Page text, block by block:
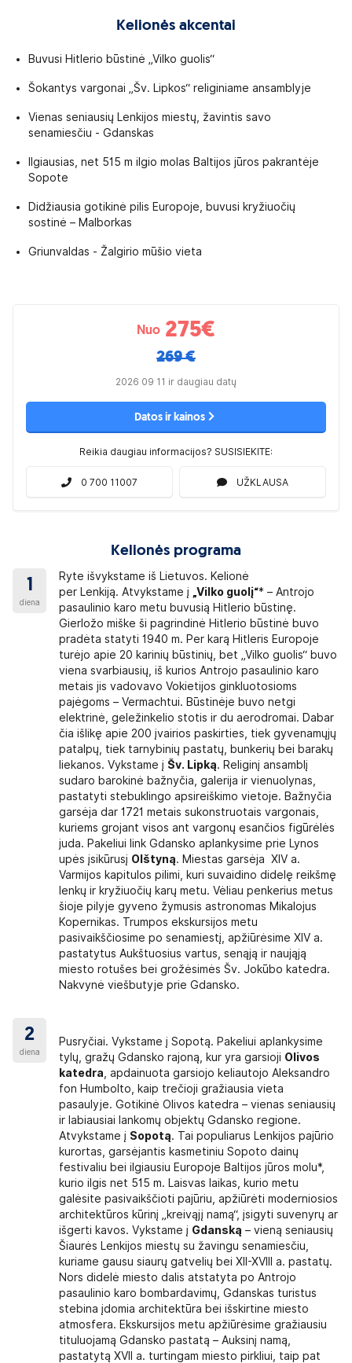
Kelionės akcentai
Buvusi Hitlerio būstinė „Vilko guolis“
Šokantys vargonai „Šv. Lipkos“ religiniame ansamblyje
Vienas seniausių Lenkijos miestų, žavintis savo
senamiesčiu - Gdanskas
Ilgiausias, net 515 m ilgio molas Baltijos jūros pakrantėje
Sopote
Didžiausia gotikinė pilis Europoje, buvusi kryžiuočių
sostinė – Malborkas
Griunvaldas - Žalgirio mūšio vieta
Nuo 275€
269 €
2026 09 11 ir daugiau datų
Datos ir kainos
Reikia daugiau informacijos? SUSISIEKITE:
0 700 11007 UŽKLAUSA
mokestį organizuojame pervežimus iš
saugojimo paslaugą. Išsamią informaciją
PASĄarbaASMENS TAPATYBĖS KORTELĘ,
galiojimo laikas baigiasi kelionės metu,
dokumentu, kuris galioja bent 3 mėnesius
dokumento kopiją.
Respublikos piliečiams prašome kreiptis į
pasitikslinti Užsienio reikalų ministerijos
mokamų objektų kainų teiraukitės kelionės
užsakomi vietiniai gidai (VIETINIŲ GIDŲ
kalba.
(su studento pažymėjimu) ir vaikams iki 18
studentams (su studento pažymėjimu) ir
patogią avalynę, patogius drabužius
drabužių; nedidelę kuprinę išvykoms ir
nuo saulės; higienos priemones, plaukų
pastoviai vartojate (kelionės metu ligos
virškinamojo trakto sutrikimų; pleistrų, kojų
draudimą , garantuojantį būtinosios
dėl draudiminio įvykio, apmokėjimą. Tokį
atstovybėse arba pirkdami kelionę mūsų
Užsisakę mūsų siūlomą draudimą
išlaidų draudimu (100 000 EUR). Perkant
kelionės vadovas.
draudimo kortelę. Ši kortelė leidžia lengviau
pagalbos paslaugas mokėsite tą pačią
paslaugų, negalioja sveikatos priežiūros
pvz., jei turite grįžti namo greitosios
– Airija, Austrija, Belgija, Bulgarija,
Latvija, Lenkija, Liuksemburgas, Malta,
Švedija, Vengrija, Vokietija, Kroatija,
Kitose šalyse ESDK negalioja.Daugiau
kuris padės išvengti nuostolių, susijusių su
sunki, gyvybei pavojinga liga ar trauma
metu prarastas turtas; vykstant į kelionės
draudimu galima likus ne trumpesniam
rezervuota likus trumpesniam kaip 14
kelionės draudimo sutartis gali būti
jei nesutarta kitaip. Laikotarpis iki kelionės
negali būti trumpesnis nei 7 dienos.
darbuotojai supažindintų su draudimo
kuriuose yra vaizdo ir garso grotuvai, oro
oro temperatūrai lauke). Autobusuose
vanduo.
sėdėjimo vietą autobuse pagal pateiktą
vieta Jums parenkama automatiškai. Plane
numerį, o raidė – konkrečią vietą toje eilėje
autobusuose vietos sunumeruotos skirtingai,
nurodytas Jūsų pasirinktos vietos numeris
vyksta autobusas, kurio sėdynių planas
Kelionės programa
1
diena
Ryte išvykstame iš Lietuvos. Kelionė
per Lenkiją. Atvykstame į
„Vilko guolį“* – Antrojo
pasaulinio karo metu buvusią Hitlerio būstinę.
Gierložo miške ši pagrindinė Hitlerio būstinė buvo
pradėta statyti 1940 m. Per karą Hitleris Europoje
turėjo apie 20 karinių būstinių, bet „Vilko guolis“ buvo
viena svarbiausių, iš kurios Antrojo pasaulinio karo
metais jis vadovavo Vokietijos ginkluotosioms
pajėgoms – Vermachtui. Būstinėje buvo netgi
elektrinė, geležinkelio stotis ir du aerodromai. Dabar
čia išlikę apie 200 įvairios paskirties, tiek gyvenamųjų
patalpų, tiek tarnybinių pastatų, bunkerių bei barakų
liekanos. Vykstame į Šv. Lipką. Religinį ansamblį
sudaro barokinė bažnyčia, galerija ir vienuolynas,
pastatyti stebuklingo apsireiškimo vietoje. Bažnyčia
garsėja dar 1721 metais sukonstruotais vargonais,
kuriems grojant visos ant vargonų esančios figūrėlės
juda. Pakeliui link Gdansko aplankysime prie Lynos
upės įsikūrusį Olštyną. Miestas garsėja XIV a.
Varmijos kapitulos pilimi, kuri suvaidino didelę reikšmę
lenkų ir kryžiuočių karų metu. Vėliau penkerius metus
šioje pilyje gyveno žymusis astronomas Mikalojus
Kopernikas. Trumpos ekskursijos metu
pasivaikščiosime po senamiestį, apžiūrėsime XIV a.
pastatytus Aukštuosius vartus, senąją ir naująją
miesto rotušes bei grožėsimės Šv. Jokūbo katedra.
Nakvynė viešbutyje prie Gdansko.
2
diena
Pusryčiai. Vykstame į Sopotą. Pakeliui aplankysime
tylų, gražų Gdansko rajoną, kur yra garsioji Olivos
katedra , apdainuota garsiojo keliautojo Aleksandro
fon Humbolto, kaip trečioji gražiausia vieta
pasaulyje. Gotikinė Olivos katedra – vienas seniausių
ir labiausiai lankomų objektų Gdansko regione.
Atvykstame į Sopotą. Tai populiarus Lenkijos pajūrio
kurortas, garsėjantis kasmetiniu Sopoto dainų
festivaliu bei ilgiausiu Europoje Baltijos jūros molu*,
kurio ilgis net 515 m. Laisvas laikas, kurio metu
galėsite pasivaikščioti pajūriu, apžiūrėti moderniosios
architektūros kūrinį „kreivąjį namą“, įsigyti suvenyrų ar
išgerti kavos. Vykstame į Gdanską – vieną seniausių
Šiaurės Lenkijos miestų su žavingu senamiesčiu,
kuriame gausu siaurų gatvelių bei XII-XVIII a. pastatų.
Nors didelė miesto dalis atstatyta po Antrojo
pasaulinio karo bombardavimų, Gdanskas turistus
stebina įdomia architektūra bei išskirtine miesto
atmosfera. Ekskursijos metu apžiūrėsime gražiausiu
tituluojamą Gdansko pastatą – Auksinį namą,
pastatytą XVII a. turtingam miesto pirkliui, taip pat